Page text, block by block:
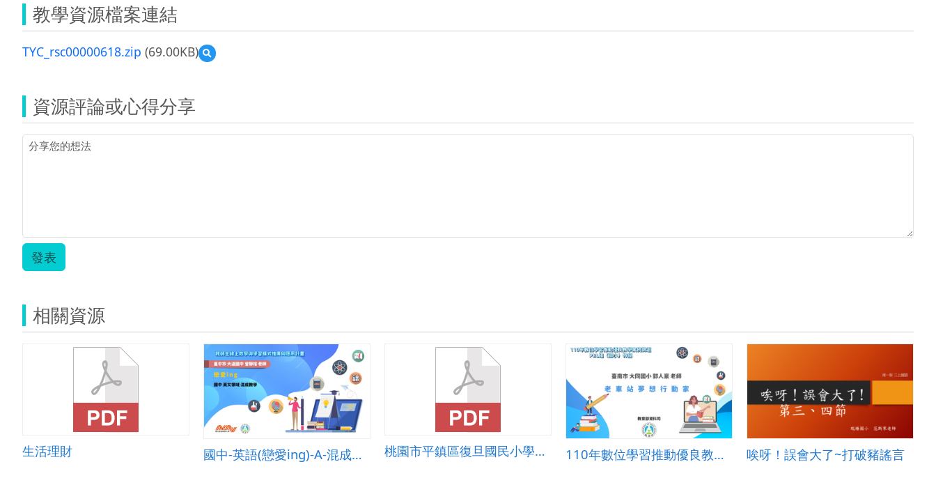
教學資源檔案連結
TYC_rsc00000618.zip (69.00KB)
預
覽
資源評論或心得分享
發表
相關資源
生活理財 國中-英語(戀愛ing)-A-混成教學-臺中市大道國中-曾靜榕老師 桃園市平鎮區復旦國民小學教學活動設計-第十二課 夢幻全壘打 110年數位學習推動優良教案-PBL組(國小)-特優-臺南市大同國小-郭人豪老師 唉呀！誤會大了~打破豬謠言